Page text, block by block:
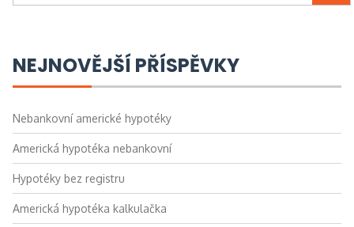
NEJNOVĚJŠÍ PŘÍSPĚVKY
Nebankovní americké hypotéky
Americká hypotéka nebankovní
Hypotéky bez registru
Americká hypotéka kalkulačka